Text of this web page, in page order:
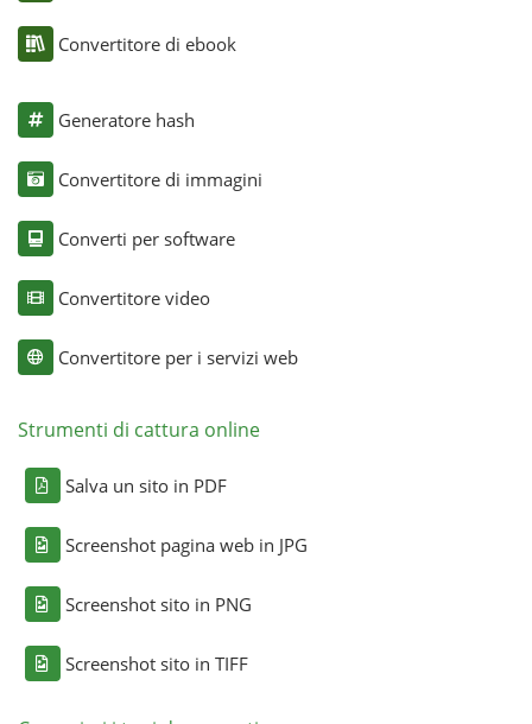
Convertitore di ebook
Generatore hash
Convertitore di immagini
Converti per software
Convertitore video
Convertitore per i servizi web
Strumenti di cattura online
Salva un sito in PDF
Screenshot pagina web in JPG
Screenshot sito in PNG
Screenshot sito in TIFF